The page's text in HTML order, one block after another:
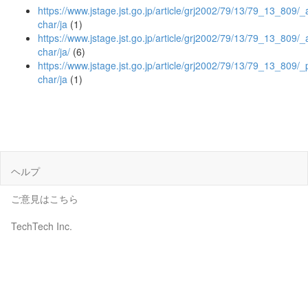
https://www.jstage.jst.go.jp/article/grj2002/79/13/79_13_809/
char/ja (1)
https://www.jstage.jst.go.jp/article/grj2002/79/13/79_13_809/
char/ja/ (6)
https://www.jstage.jst.go.jp/article/grj2002/79/13/79_13_809/
char/ja (1)
ヘルプ
ご意見はこちら
TechTech Inc.